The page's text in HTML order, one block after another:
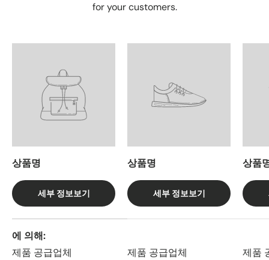
for your customers.
상품명
세부 정보보기
상품명
세부 정보보기
상품
에 의해
제품 공급업체
제품 공급업체 제품